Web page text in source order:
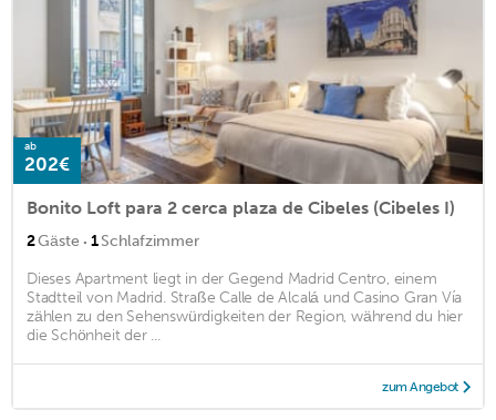
ab
202€
Bonito Loft para 2 cerca plaza de Cibeles (Cibeles I)
2Gäste · 1Schlafzimmer
Dieses Apartment liegt in der Gegend Madrid Centro, einem
Stadtteil von Madrid. Straße Calle de Alcalá und Casino Gran Vía
zählen zu den Sehenswürdigkeiten der Region, während du hier
die Schönheit der ...
zum Angebot